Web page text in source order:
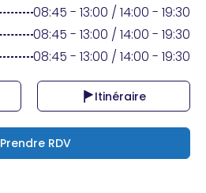
08:45 - 13:00 / 14:00 - 19:30
08:45 - 13:00 / 14:00 - 19:30
08:45 - 13:00 / 14:00 - 19:30
Itinéraire
Prendre RDV